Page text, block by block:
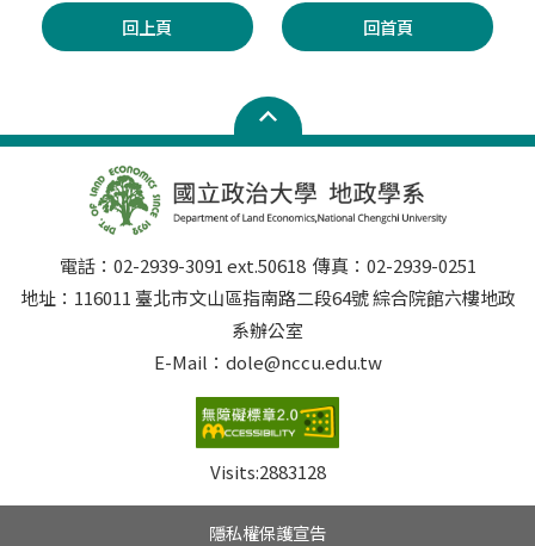
回上頁 回首頁
電話：02-2939-3091 ext.50618 傳真：02-2939-0251
地址：116011 臺北市文山區指南路二段64號 綜合院館六樓地政
系辦公室
E-Mail：dole@nccu.edu.tw
Visits:2883128
隱私權保護宣告